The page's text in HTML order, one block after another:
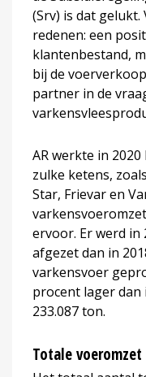
(Srv) is dat gelukt.
redenen: een
klantenbestand,
bij de
partner in de
AR werkte in
zulke ketens,
Star, Frievar en
ervoor. Er werd in
afgezet dan in
varkensvoer
procent lager dan
233.087 ton.
Totale voeromzet